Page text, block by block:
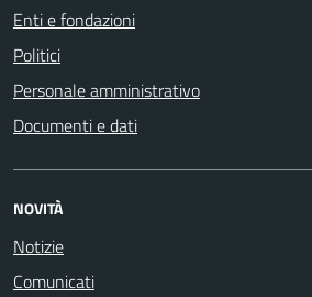
Enti e fondazioni
Politici
Personale amministrativo
Documenti e dati
NOVITÀ
Notizie
Comunicati